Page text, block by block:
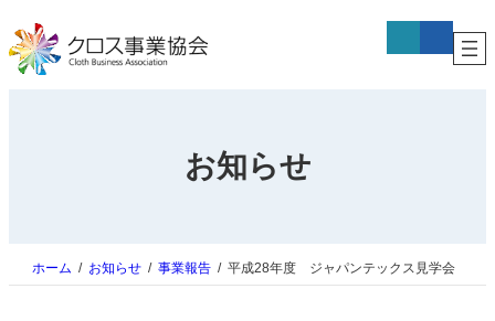
容
を
コ
コ
お知らせ
ホーム お知らせ 事業報告 平成28年度 ジャパンテックス見学会